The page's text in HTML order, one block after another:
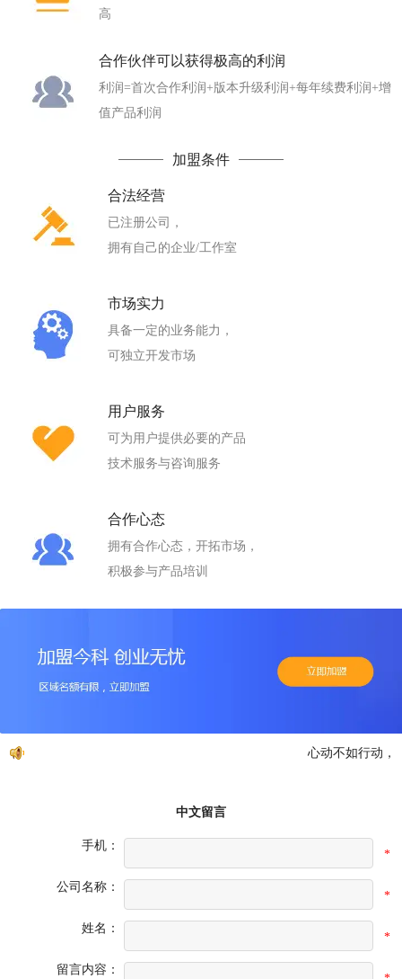
高
合作伙伴可以获得极高的利润
利润=首次合作利润+版本升级利润+每年续费利润+增
值产品利润
加盟条件
合法经营
已注册公司，
拥有自己的企业/工作室
市场实力
具备一定的业务能力，
可独立开发市场
用户服务
可为用户提供必要的产品
技术服务与咨询服务
合作心态
拥有合作心态，开拓市场，
积极参与产品培训
心动不如行动，
中文留言
手机：
*
公司名称：
*
姓名：
*
留言内容：